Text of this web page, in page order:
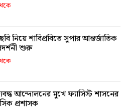
নিয়ে শাবিপ্রবিতে সুপার আন্তর্জাতিক
শুরু
আন্দোলনের মুখে ফ্যাসিস্ট শাসনের
প্রশাসক